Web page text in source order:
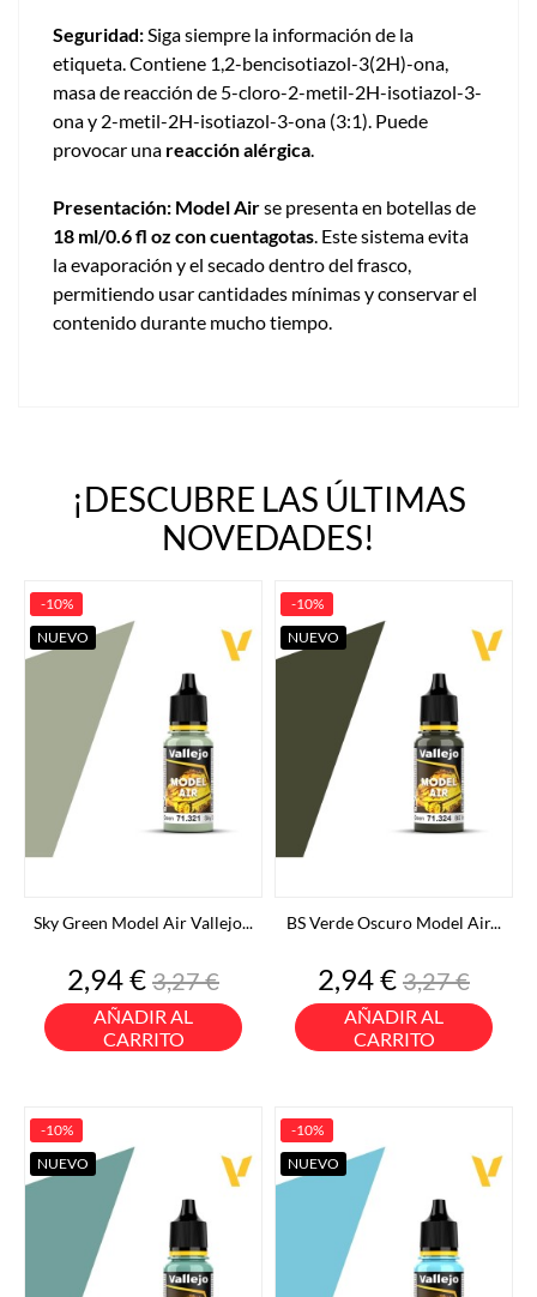
Seguridad:Siga siempre la información de la
etiqueta. Contiene 1,2-bencisotiazol-3(2H)-ona,
masa de reacción de 5-cloro-2-metil-2H-isotiazol-3-
ona y 2-metil-2H-isotiazol-3-ona (3:1). Puede
provocar una reacción alérgica.
Presentación: Model Airse presenta en botellas de
18 ml/0.6 fl oz con cuentagotas. Este sistema evita
la evaporación y el secado dentro del frasco,
permitiendo usar cantidades mínimas y conservar el
contenido durante mucho tiempo.
¡DESCUBRE LAS ÚLTIMAS
NOVEDADES!
Sky Green Model Air Vallejo...
Precio
2,94 €Precio
base
3,27 €
AÑADIR AL
CARRITO
-10%
NUEVO
BS Verde Oscuro Model Air...
Precio
2,94 €Precio
base
3,27 €
AÑADIR AL
CARRITO
-10%
NUEVO
-10%
NUEVO
-10%
NUEVO